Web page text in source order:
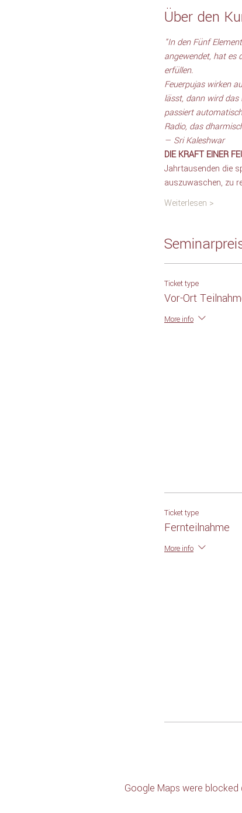
Über den
"In den Fünf
angewendet, hat es
erfüllen.
Feuerpujas wirken
lässt, dann wird das
passiert
Radio, das
— Sri Kaleshwar
DIE KRAFT EINER
Jahrtausenden die
auszuwaschen, zu
Weiterlesen >
Ticket type
Vor-Ort
More info
Ticket type
Fernteilnahme
More info
Google Maps were